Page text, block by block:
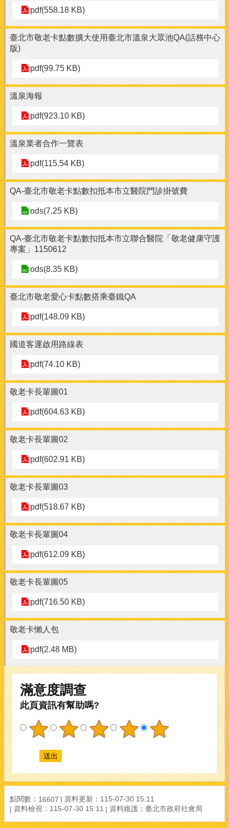
pdf(558.18 KB)
臺北市敬老卡點數擴大使用臺北市溫泉大眾池QA(話務中心
版)
pdf(99.75 KB)
溫泉海報
pdf(923.10 KB)
溫泉業者合作一覽表
pdf(115.54 KB)
QA-臺北市敬老卡點數扣抵本市立醫院門診掛號費
ods(7.25 KB)
QA-臺北市敬老卡點數扣抵本市立聯合醫院「敬老健康守護
專案」1150612
ods(8.35 KB)
臺北市敬老愛心卡點數搭乘臺鐵QA
pdf(148.09 KB)
國道客運啟用路線表
pdf(74.10 KB)
敬老卡長輩圖01
pdf(604.63 KB)
敬老卡長輩圖02
pdf(602.91 KB)
敬老卡長輩圖03
pdf(518.67 KB)
敬老卡長輩圖04
pdf(612.09 KB)
敬老卡長輩圖05
pdf(716.50 KB)
敬老卡懶人包
pdf(2.48 MB)
滿意度調查
此頁資訊有幫助嗎?
點閱數： 16607 資料更新： 115-07-30 15:11
資料檢視： 115-07-30 15:11 資料維護： 臺北市政府社會局